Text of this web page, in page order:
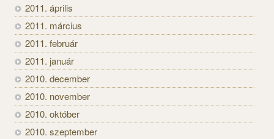
2011. április
2011. március
2011. február
2011. január
2010. december
2010. november
2010. október
2010. szeptember